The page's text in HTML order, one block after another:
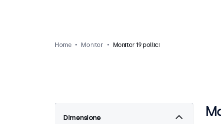
Home Monitor Monitor 19 pollici
Dimensione